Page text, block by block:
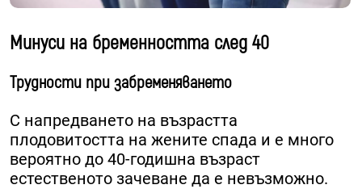
Минуси на бременността след 40
Трудности при забременяването
С напредването на възрастта
плодовитостта на жените спада и е много
вероятно до 40-годишна възраст
естественото зачеване да е невъзможно.